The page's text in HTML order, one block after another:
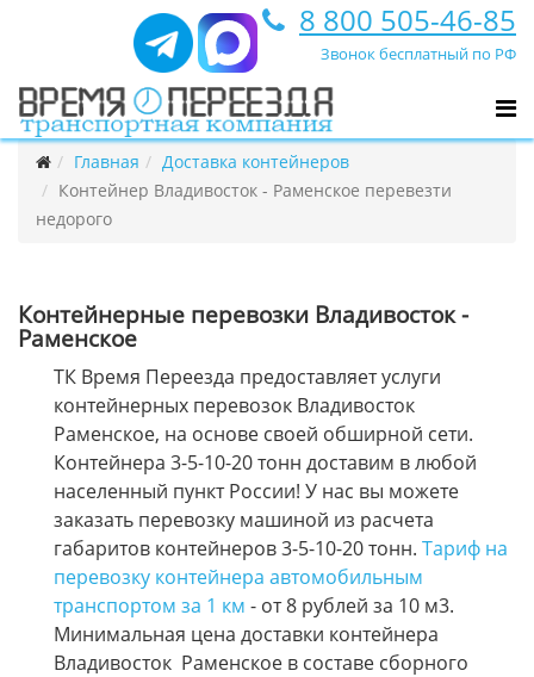
8 800 505-46-85
Звонок бесплатный по РФ
Главная
Доставка контейнеров
Контейнер Владивосток - Раменское перевезти
недорого
Контейнерные перевозки Владивосток -
Раменское
ТК Время Переезда предоставляет услуги
контейнерных перевозок Владивосток
Раменское, на основе своей обширной сети.
Контейнера 3-5-10-20 тонн доставим в любой
населенный пункт России! У нас вы можете
заказать перевозку машиной из расчета
габаритов контейнеров 3-5-10-20 тонн. Тариф на
перевозку контейнера автомобильным
транспортом за 1 км - от 8 рублей за 10 м3.
Минимальная цена доставки контейнера
Владивосток Раменское в составе сборного